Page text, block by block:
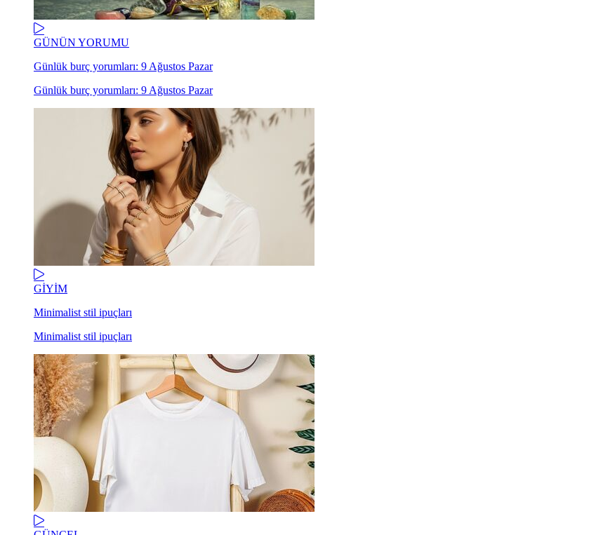
GÜNÜN YORUMU
Günlük burç yorumları: 9 Ağustos Pazar
Günlük burç yorumları: 9 Ağustos Pazar
GİYİM
Minimalist stil ipuçları
Minimalist stil ipuçları